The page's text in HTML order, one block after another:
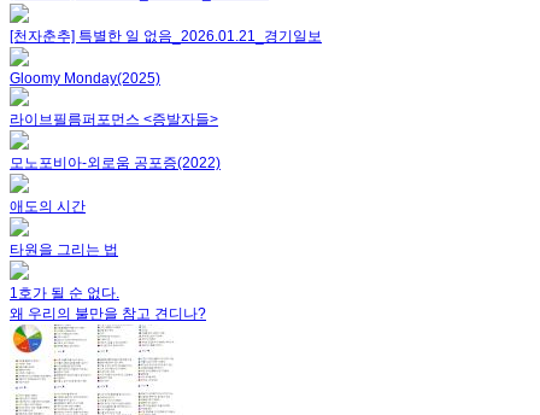
[천자춘추] 특별한 일 없음_2026.01.21_경기일보
Gloomy Monday(2025)
라이브필름퍼포먼스 <증발자들>
모노포비아-외로움 공포증(2022)
애도의 시간
타원을 그리는 법
1호가 될 순 없다.
왜 우리의 불만을 참고 견디나?